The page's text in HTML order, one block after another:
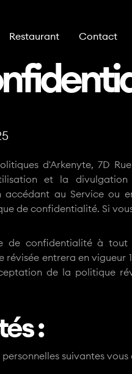
Restaurant Contact
d'Arkenyte, 7D
et la
accédant au Service
de confidentialité. Si
de confidentialité à
entrera en
de la politique
:
suivantes vous